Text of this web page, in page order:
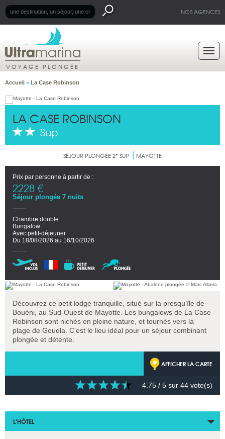
NOS AGENCES
VOYAGE PLONGÉE
Accueil > La Case Robinson
LA CASE ROBINSON
Sup
SÉJOUR PLONGÉE 2* SUP MAYOTTE
Prix par personne à partir de :
2228 €
Séjour plongée 7 nuits
Chambre double
Bungalow
Avec petit-déjeuner
Du 18/08/2026 au 16/10/2026
Découvrez ce petit lodge tranquille, situé sur la presqu’île de
Bouéni, au Sud-Ouest de Mayotte. Les bungalows de La Case
Robinson sont nichés en pleine nature, et tournés vers la
plage de Gouela. C’est le lieu idéal pour un séjour combinant
plongée et détente.
AFFICHER LA CARTE
4.75 / 5 sur 44 vote(s)
L’HÔTEL